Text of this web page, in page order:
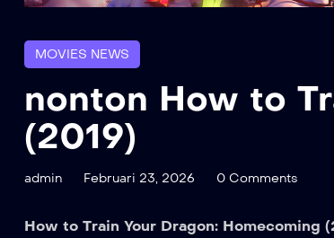
MOVIES NEWS
nonton How to
(2019)
admin Februari 23, 2026 0 Comments
How to Train Your Dragon: Homecoming